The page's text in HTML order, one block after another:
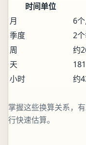
时间单位
月
6
季度
2
周
约
天
小时
约
掌握这些换算关系，
行快速估算。